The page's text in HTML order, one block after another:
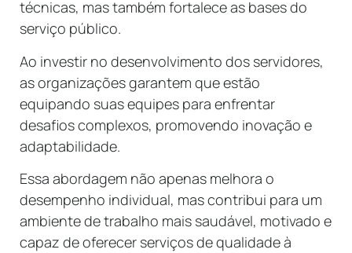
técnicas, mas também fortalece as bases do
serviço público.
Ao investir no desenvolvimento dos servidores,
as organizações garantem que estão
equipando suas equipes para enfrentar
desafios complexos, promovendo inovação e
adaptabilidade.
Essa abordagem não apenas melhora o
desempenho individual, mas contribui para um
ambiente de trabalho mais saudável, motivado e
capaz de oferecer serviços de qualidade à